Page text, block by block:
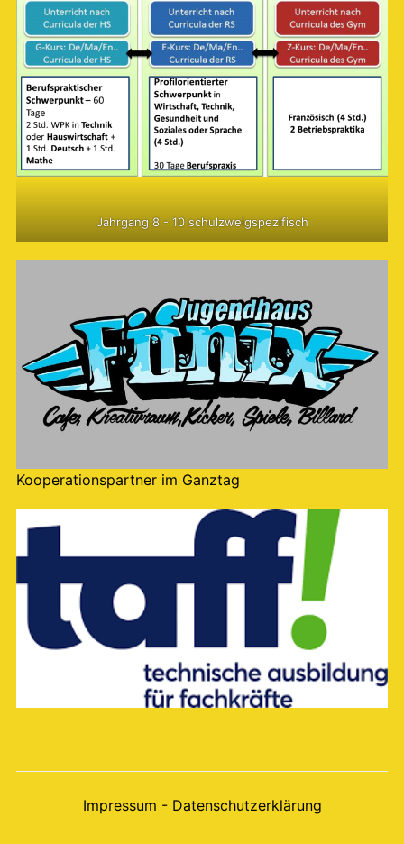
Jahrgang 8 - 10 schulzweigspezifisch
Kooperationspartner im Ganztag
Impressum - Datenschutzerklärung